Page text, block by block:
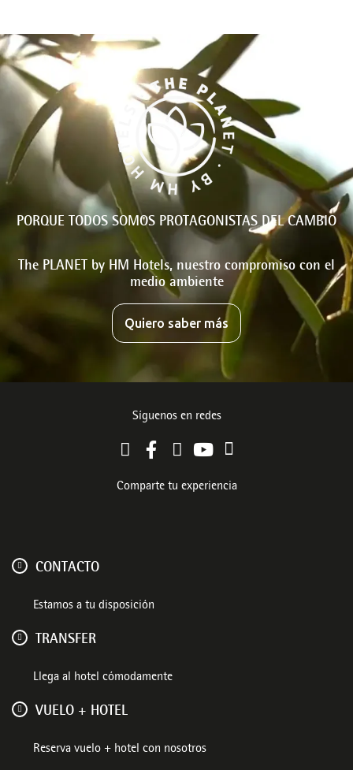
PORQUE TODOS SOMOS PROTAGONISTAS DEL CAMBIO
The PLANET by HM Hotels, nuestro compromiso con el
medio ambiente
Quiero saber más
Síguenos en redes
Comparte tu experiencia
CONTACTO
Estamos a tu disposición
TRANSFER
Llega al hotel cómodamente
VUELO + HOTEL
Reserva vuelo + hotel con nosotros